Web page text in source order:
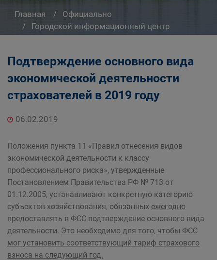
Главная
Официально
Городской информационный центр
Подтверждение основного вида
экономической деятельности
страхователей в 2019 году
06.02.2019
Положения пункта 11 «Правил отнесения видов
экономической деятельности к классу
профессионального риска», утвержденные
Постановлением Правительства РФ № 713 от
01.12.2005, устанавливают конкретную категорию
субъектов хозяйствования, обязанных ежегодно
предоставлять в ФСС подтверждение основного вида
деятельности. Это необходимо для того, чтобы ФСС
мог установить соответствующий тариф страхового
взноса на следующий год.